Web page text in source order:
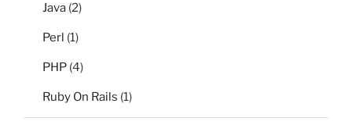
Java (2)
Perl (1)
PHP (4)
Ruby On Rails (1)